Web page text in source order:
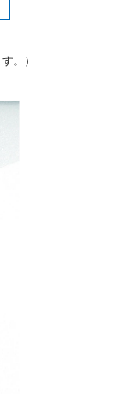
。）